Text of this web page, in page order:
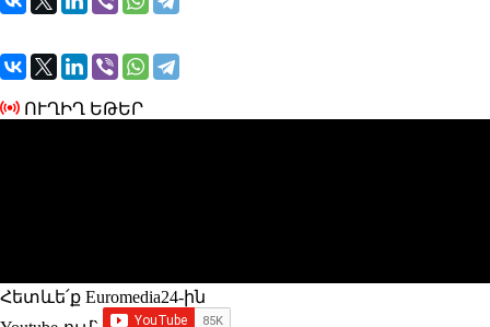
ՈՒՂԻՂ ԵԹԵՐ
Հետևե՛ք Euromedia24-ին